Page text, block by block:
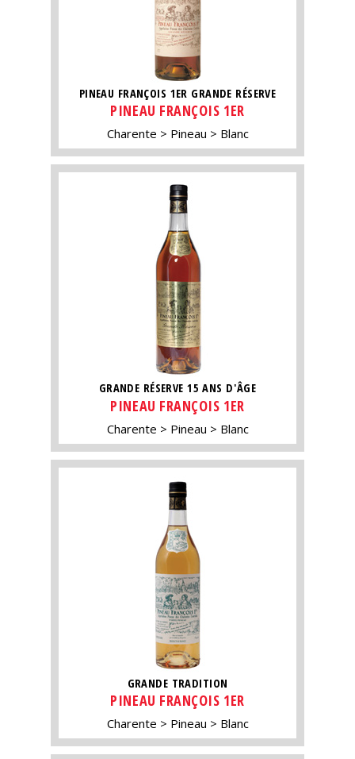
PINEAU FRANÇOIS 1ER GRANDE RÉSERVE
PINEAU FRANÇOIS 1ER
Charente Pineau Blanc
GRANDE RÉSERVE 15 ANS D'ÂGE
PINEAU FRANÇOIS 1ER
Charente Pineau Blanc
GRANDE TRADITION
PINEAU FRANÇOIS 1ER
Charente Pineau Blanc